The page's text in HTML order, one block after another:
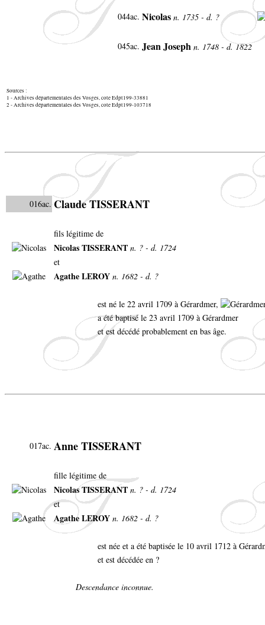
044ac. Nicolas n. 1735 - d. ?
045ac. Jean Joseph n. 1748 - d. 1822
Sources :
1 - Archives départementales des Vosges, cote Edpt199-33881
2 - Archives départementales des Vosges, cote Edpt199-103718
016ac. Claude TISSERANT
fils légitime de
Nicolas TISSERANT n. ? - d. 1724
et
Agathe LEROY n. 1682 - d. ?
est né le 22 avril 1709 à Gérardmer,
a été baptisé le 23 avril 1709 à Gérardmer
et est décédé probablement en bas âge.
017ac. Anne TISSERANT
fille légitime de
Nicolas TISSERANT n. ? - d. 1724
et
Agathe LEROY n. 1682 - d. ?
est née et a été baptisée le 10 avril 1712 à
et est décédée en ?
Descendance inconnue.